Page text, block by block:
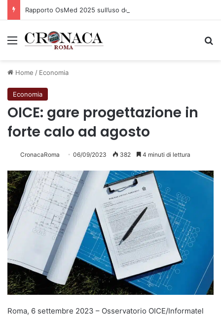
Rapporto OsMed 2025 sull’uso dei farmaci in Italia
Menu
Home / Economia
Economia
OICE: gare progettazione in
forte calo ad agosto
CronacaRoma 06/09/2023 382 4 minuti di lettura
Roma, 6 settembre 2023 – Osservatorio OICE/Informatel